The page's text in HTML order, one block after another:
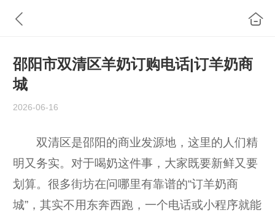
邵阳市双清区羊奶订购电话|订羊奶商
城
2026-06-16
双清区是邵阳的商业发源地，这里的人们精
明又务实。对于喝奶这件事，大家既要新鲜又要
划算。很多街坊在问哪里有靠谱的“订羊奶商
城”，其实不用东奔西跑，一个电话或小程序就能